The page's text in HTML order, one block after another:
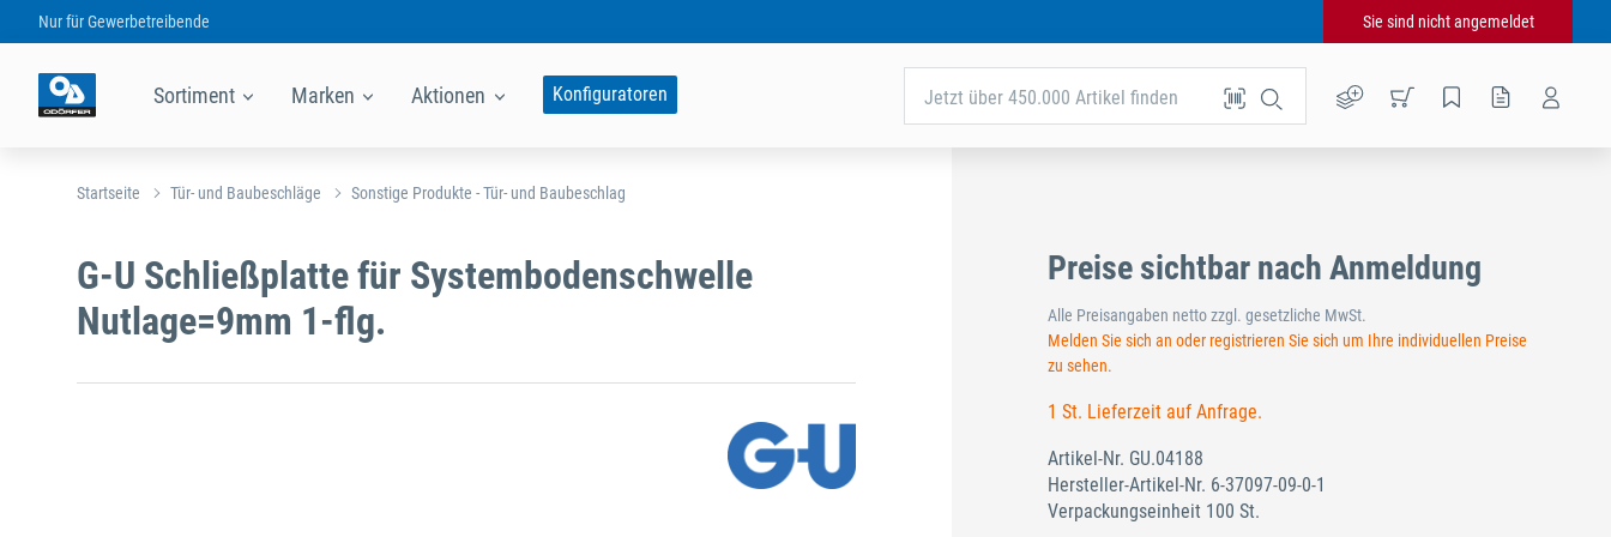
Nur fürGewerbetreibende Sie sind nicht angemeldet
Sortiment Marken Aktionen Konfiguratoren Jetzt über 450.000 Artikel finden
Startseite Tür- und Baubeschläge Sonstige Produkte - Tür- und Baubeschlag
G-U Schließplatte für Systembodenschwelle
Nutlage=9mm 1-flg.
Preise sichtbar nach Anmeldung
Alle Preisangaben netto zzgl. gesetzliche MwSt.
Melden Sie sich an oder registrieren Sie sich um Ihre individuellen Preise
zu sehen.
1 St. Lieferzeit auf Anfrage.
Artikel-Nr. GU.04188
Hersteller-Artikel-Nr. 6-37097-09-0-1
Verpackungseinheit 100 St.